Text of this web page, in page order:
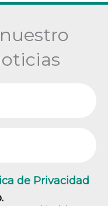
de Privacidad